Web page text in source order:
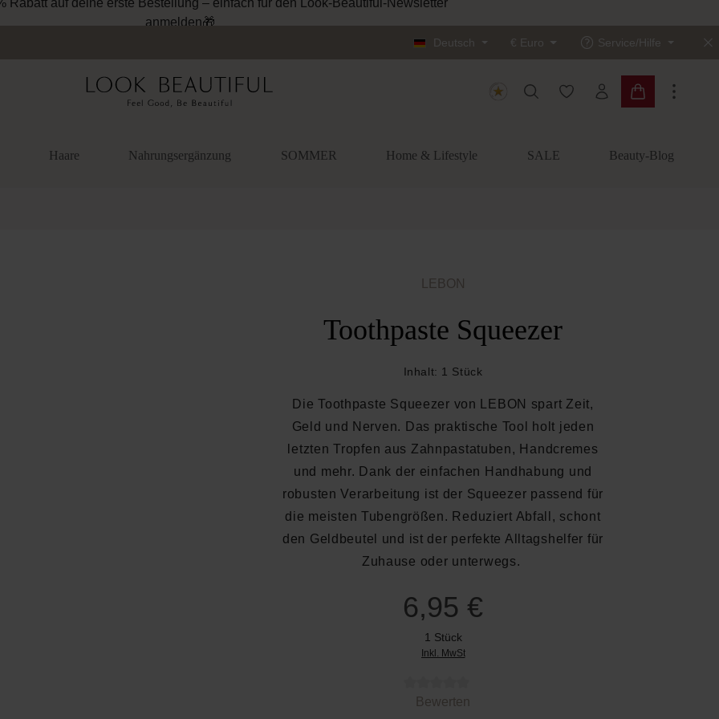
Rabatt auf deine erste Bestellung – einfach für den Look-Beautiful-Newsletter
anmelden🎁
Deutsch € Euro Service/Hilfe
Du hast 0 Produkte auf
Warenkorb
Haare Nahrungsergänzung SOMMER Home & Lifestyle SALE Beauty-Blog
LEBON
Toothpaste Squeezer
Inhalt: 1 Stück
Die Toothpaste Squeezer von LEBON spart Zeit,
Geld und Nerven. Das praktische Tool holt jeden
letzten Tropfen aus Zahnpastatuben, Handcremes
und mehr. Dank der einfachen Handhabung und
robusten Verarbeitung ist der Squeezer passend für
die meisten Tubengrößen. Reduziert Abfall, schont
den Geldbeutel und ist der perfekte Alltagshelfer für
Zuhause oder unterwegs.
6,95 €
1 Stück
Inkl. MwSt
Durchschnittliche Bewertung von 0 von 5 Sternen
Bewerten